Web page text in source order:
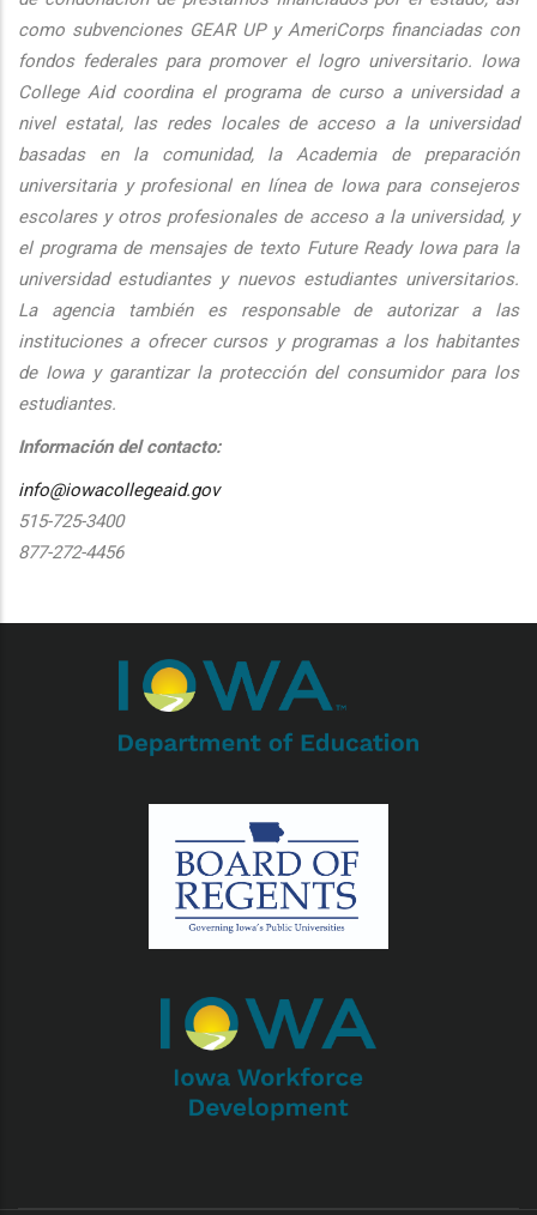
como subvenciones GEAR UP y AmeriCorps financiadas con
fondos federales para promover el logro universitario. Iowa
College Aid coordina el programa de curso a universidad a
nivel estatal, las redes locales de acceso a la universidad
basadas en la comunidad, la Academia de preparación
universitaria y profesional en línea de Iowa para consejeros
escolares y otros profesionales de acceso a la universidad, y
el programa de mensajes de texto Future Ready Iowa para la
universidad estudiantes y nuevos estudiantes universitarios.
La agencia también es responsable de autorizar a las
instituciones a ofrecer cursos y programas a los habitantes
de Iowa y garantizar la protección del consumidor para los
estudiantes.
Información del contacto:
info@iowacollegeaid.gov
515-725-3400
877-272-4456